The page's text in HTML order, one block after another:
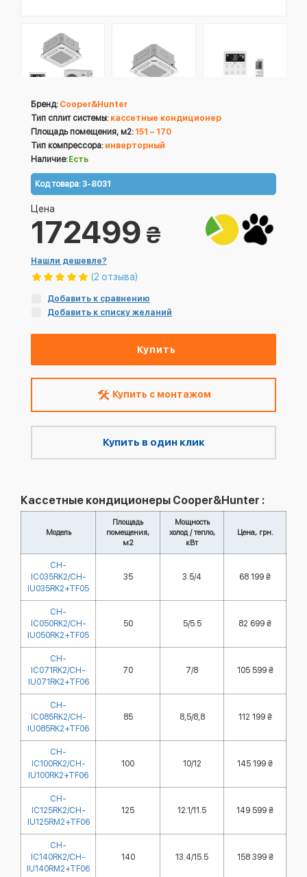
Бренд: Cooper&Hunter
Тип сплит системы: кассетные кондиционер
Площадь помещения, м2: 151 – 170
Тип компрессора: инверторный
Наличие: Есть
Код товара:3-8031
Цена
172499 ₴
Нашли дешевле?
(2 отзыва)
Добавить к сравнению
Добавить к списку желаний
Купить
Купить с монтажом
Купить в один клик
Кассетные кондиционеры Cooper&Hunter :
Модель
Площадь
помещения,
м2
Мощность
холод / тепло,
кВт
Цена, грн.
CH-
IC035RK2/CH-
IU035RK2+TF05
35 3.5/4 68 199 ₴
CH-
IC050RK2/CH-
IU050RK2+TF05
50 5/5.5 82 699 ₴
CH-
IC071RK2/CH-
IU071RK2+TF06
70 7/8 105 599 ₴
CH-
IC085RK2/CH-
IU085RK2+TF06
85 8,5/8,8 112 199 ₴
CH-
IC100RK2/CH-
IU100RK2+TF06
100 10/12 145 199 ₴
CH-
IC125RK2/CH-
IU125RM2+TF06
125 12.1/11.5 149 599 ₴
CH-
IC140RK2/CH-
IU140RM2+TF06
140 13.4/15.5 158 399 ₴